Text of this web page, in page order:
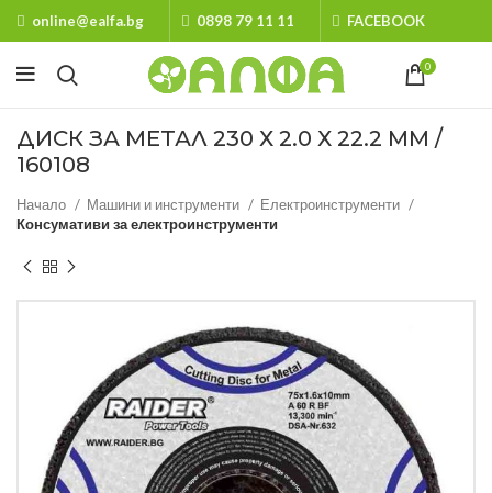
online@ealfa.bg 0898 79 11 11 FACEBOOK
0
ДИСК ЗА МЕТАЛ 230 Х 2.0 Х 22.2 MM /
160108
Начало Машини и инструменти
Електроинструменти
Консумативи за електроинструменти